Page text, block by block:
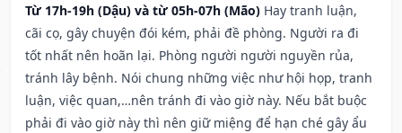
Từ 17h-19h (Dậu) và từ 05h-07h (Mão) Hay tranh luận,
cãi cọ, gây chuyện đói kém, phải đề phòng. Người ra đi
tốt nhất nên hoãn lại. Phòng người người nguyền rủa,
tránh lây bệnh. Nói chung những việc như hội họp, tranh
luận, việc quan,…nên tránh đi vào giờ này. Nếu bắt buộc
phải đi vào giờ này thì nên giữ miệng để hạn ché gây ẩu